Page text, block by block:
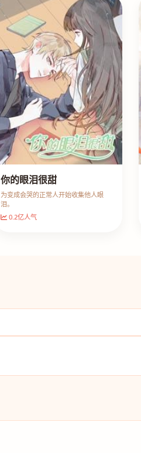
你的眼泪很甜
为变成会哭的正常人开始收集他人眼
泪。
0.2亿人气